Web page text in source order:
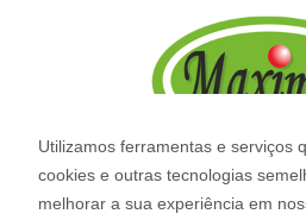
Utilizamos ferramentas e serviços
cookies e outras tecnologias
melhorar a sua experiência em